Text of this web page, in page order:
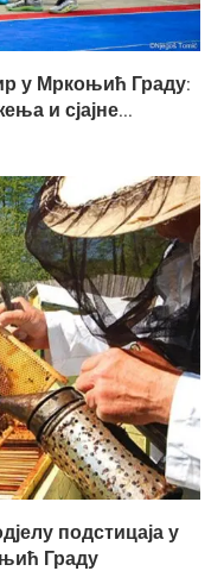
у Мркоњић Граду:
и сјајне...
подстицаја у
Граду